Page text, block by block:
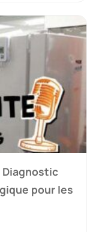
Diagnostic
pour les